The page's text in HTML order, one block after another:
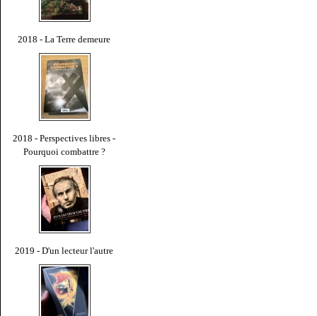
2018 - La Terre demeure
2018 - Perspectives libres -
Pourquoi combattre ?
2019 - D'un lecteur l'autre